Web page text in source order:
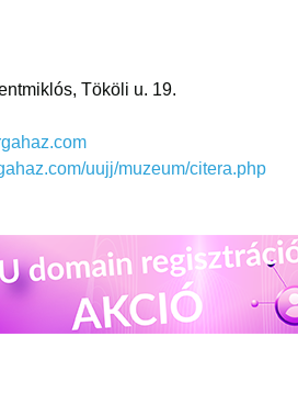
Tököli u. 19.
uujj/muzeum/citera.php